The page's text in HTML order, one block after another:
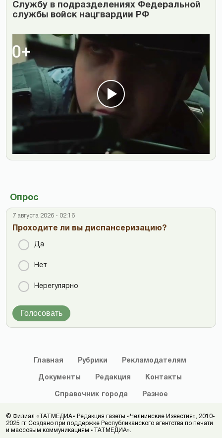
Cлужбу в подразделениях Федеральной
службы войск нацгвардии РФ
Опрос
7 августа 2026 - 02:16
Проходите ли вы диспансеризацию?
Да
Нет
Нерегулярно
Голосовать
Главная Рубрики Рекламодателям
Документы Редакция Контакты
Справочник города Разное
© Филиал «ТАТМЕДИА» Редакция газеты «Челнинские Известия», 2010-
2025 гг. Создано при поддержке Республиканского агентства по печати
и массовым коммуникациям «ТАТМЕДИА».